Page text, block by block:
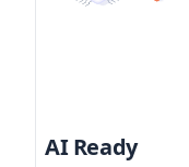
AI Ready